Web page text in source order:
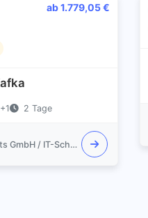
ab 1.779,05 €
2 Tage
New Elements GmbH / IT-Schulungen.com